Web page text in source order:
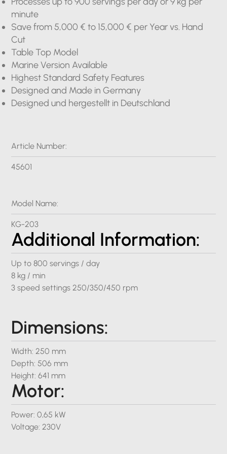
minute
Save from 5,000 € to 15,000 € per Year vs. Hand
Cut
Table Top Model
Marine Version Available
Highest Standard Safety Features
Designed and Made in Germany
Designed und hergestellt in Deutschland
Article Number:
45601
Model Name:
KG-203
Additional Information:
Up to 800 servings / day
8 kg / min
3 speed settings 250/350/450 rpm
Dimensions:
Width: 250 mm
Depth: 506 mm
Height: 641 mm
Motor:
Power: 0,65 kW
Voltage: 230V